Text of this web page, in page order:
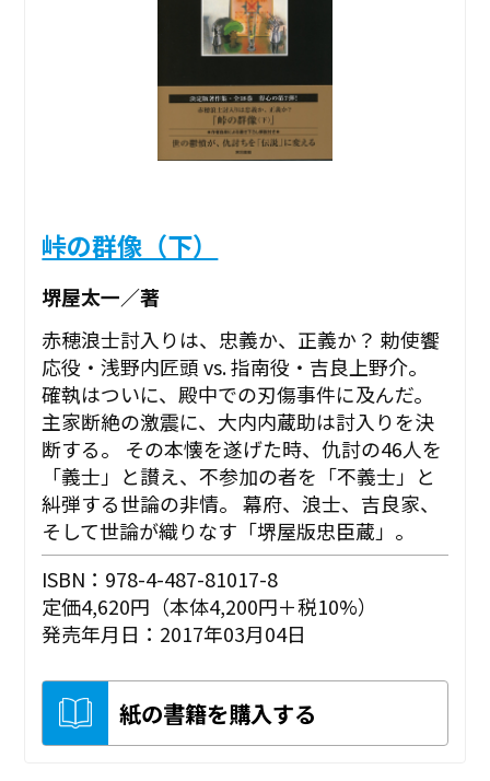
峠の群像（下）
堺屋太一／著
赤穂浪士討入りは、忠義か、正義か？ 勅使饗
応役・浅野内匠頭 vs. 指南役・吉良上野介。
確執はついに、殿中での刃傷事件に及んだ。
主家断絶の激震に、大内内蔵助は討入りを決
断する。 その本懐を遂げた時、仇討の46人を
「義士」と讃え、不参加の者を「不義士」と
糾弾する世論の非情。 幕府、浪士、吉良家、
そして世論が織りなす「堺屋版忠臣蔵」。
ISBN：978-4-487-81017-8
定価4,620円（本体4,200円＋税10%）
発売年月日：2017年03月04日
紙の書籍を購入する